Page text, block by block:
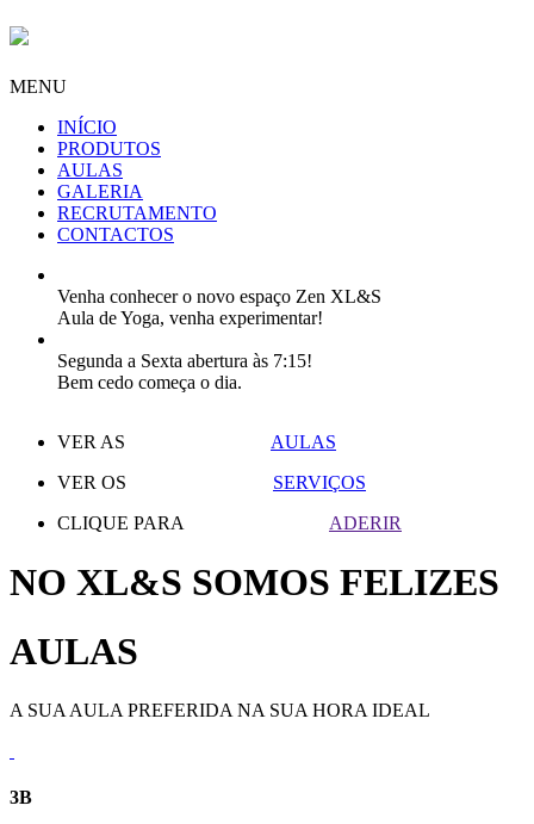
MENU
INÍCIO
PRODUTOS
AULAS
GALERIA
RECRUTAMENTO
CONTACTOS
Venha conhecer o novo espaço Zen XL&S
Aula de Yoga, venha experimentar!
Segunda a Sexta abertura às 7:15!
Bem cedo começa o dia.
VER AS
AULAS
VER OS
SERVIÇOS
CLIQUE PARA
ADERIR
NO XL&S SOMOS FELIZES
AULAS
A SUA AULA PREFERIDA NA SUA HORA IDEAL
3B